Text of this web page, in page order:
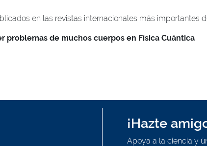
en las revistas internacionales más importantes
problemas de muchos cuerpos en Física Cuántica
¡Hazte
Apoya a la ciencia y